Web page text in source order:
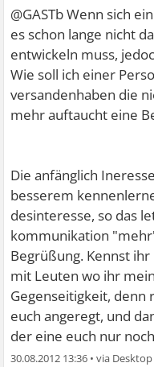
@GASTb Wenn sich
es schon lange nicht
entwickeln muss,
Wie soll ich einer
versandenhaben die
mehr auftaucht eine
Die anfänglich
besserem
desinteresse, so das
kommunikation
Begrüßung. Kennst
mit Leuten wo ihr
Gegenseitigkeit,
euch angeregt, und
der eine euch nur
30.08.2012 13:36 •